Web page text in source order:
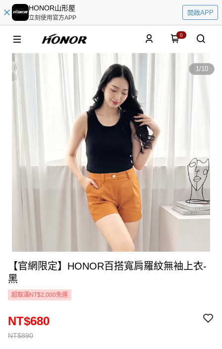
HONOR山形屋
立刻使用官方APP
開啟APP
0
1/10
【官網限定】HONOR百搭寬肩羅紋無袖上衣-
黑
超取滿NT$2,000免運
NT$890
NT$680